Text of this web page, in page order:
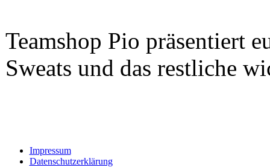
Teamshop Pio präsentiert
Sweats und das restliche
Impressum
Datenschutzerklärung